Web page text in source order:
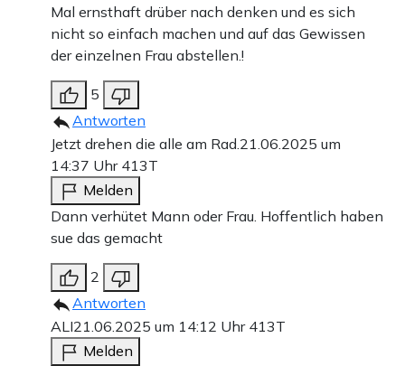
Mal ernsthaft drüber nach denken und es sich
nicht so einfach machen und auf das Gewissen
der einzelnen Frau abstellen.!
5
Antworten
Jetzt drehen die alle am Rad. 21.06.2025 um
14:37 Uhr 413T
Melden
Dann verhütet Mann oder Frau. Hoffentlich haben
sue das gemacht
2
Antworten
ALI21.06.2025 um 14:12 Uhr 413T
Melden